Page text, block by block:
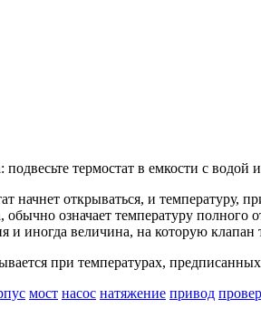
термостат в емкости с
начнет открываться, и
означает температуру
и иногда величина, на которую клапан
при температурах,
мост насос натяжение привод